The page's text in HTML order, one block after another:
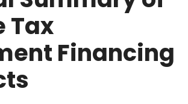
Bill
Tax
Financing